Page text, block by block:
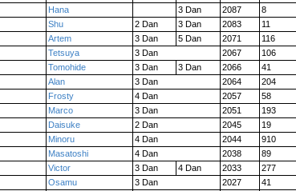
Hana 3 Dan 2087 8
Shu 2 Dan 3 Dan 2083 11
Artem 3 Dan 5 Dan 2071 116
Tetsuya 3 Dan 2067 106
Tomohide 3 Dan 3 Dan 2066 41
Alan 3 Dan 2064 204
Frosty 4 Dan 2057 58
Marco 3 Dan 2051 193
Daisuke 2 Dan 2045 19
Minoru 4 Dan 2044 910
Masatoshi 4 Dan 2038 89
Victor 3 Dan 4 Dan 2033 277
Osamu 3 Dan 2027 41